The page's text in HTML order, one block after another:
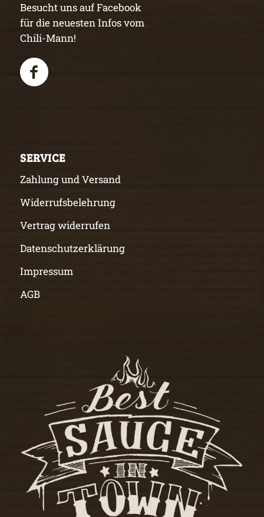
Besucht uns auf Facebook
für die neuesten Infos vom
Chili-Mann!
SERVICE
Zahlung und Versand
Widerrufsbelehrung
Vertrag widerrufen
Datenschutzerklärung
Impressum
AGB